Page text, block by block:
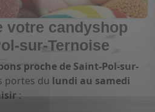
votre candyshop
sur-Ternoise
proche de Saint-Pol-sur-
portes du lundi au samedi
: